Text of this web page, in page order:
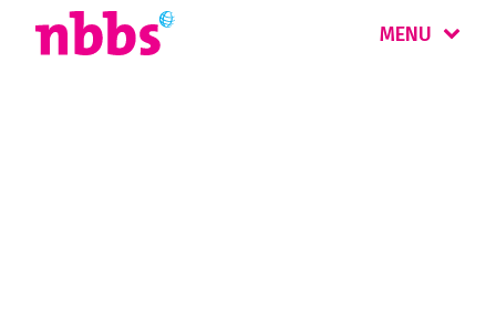
MENU